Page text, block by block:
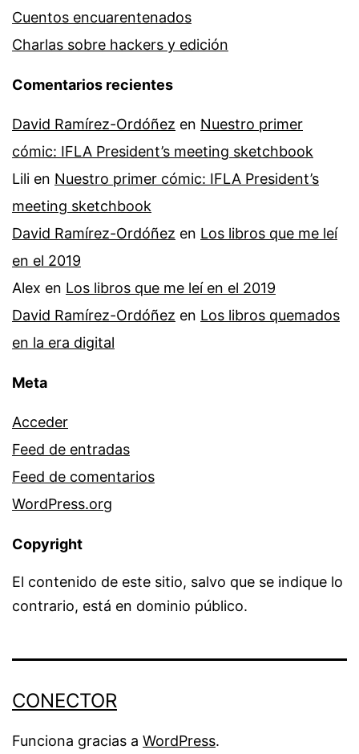
Cuentos encuarentenados
Charlas sobre hackers y edición
Comentarios recientes
David Ramírez-Ordóñez en Nuestro primer
cómic: IFLA President’s meeting sketchbook
Lili en Nuestro primer cómic: IFLA President’s
meeting sketchbook
David Ramírez-Ordóñez en Los libros que me leí
en el 2019
Alex en Los libros que me leí en el 2019
David Ramírez-Ordóñez en Los libros quemados
en la era digital
Meta
Acceder
Feed de entradas
Feed de comentarios
WordPress.org
Copyright
El contenido de este sitio, salvo que se indique lo
contrario, está en dominio público.
CONECTOR
Funciona gracias a WordPress.